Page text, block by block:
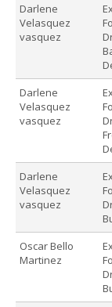
Darlene
Velasquez
vasquez
Darlene
Velasquez
vasquez
Darlene
Velasquez
vasquez
Oscar Bello
Martinez